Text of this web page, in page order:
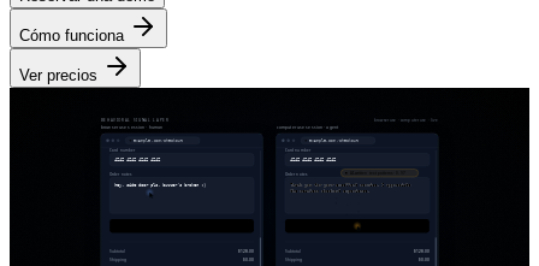
Cómo funciona
Ver precios
BEHAVIORAL SIGNAL LAYER browser use · computer use · live
browser use session · human computer use session · agent
example.com/checkout
Card number
4242 4242 4242 4242
Order notes
hey, side door pls, buzzer's broken :)
Subtotal
$128.00
Shipping
$0.00
example.com/checkout
Card number
4242 4242 4242 4242
Order notes
Thank you for your excellent service. I appreciate
the seamless checkout experience.
Thank you for your excellent service. I appreciate
the seamless checkout experience.
Complete purchase
Subtotal
$128.00
Shipping
$0.00